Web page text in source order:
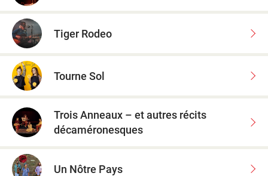
Tiger Rodeo
Tourne Sol
Trois Anneaux – et autres récits
décaméronesques
Un Nôtre Pays